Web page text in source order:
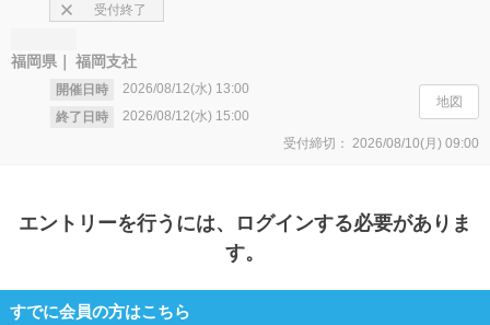
福岡県 福岡支社
開催日時 2026/08/12(水) 13:00
終了日時
2026/08/12(水) 15:00
受付終了
受付締切： 2026/08/10(月) 09:00
地図
エントリーを行うには、ログインする必要がありま
す。
すでに会員の方はこちら